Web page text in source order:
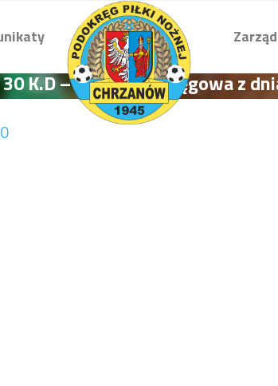
Zarząd
K.D – KG klasa Okręgowa z